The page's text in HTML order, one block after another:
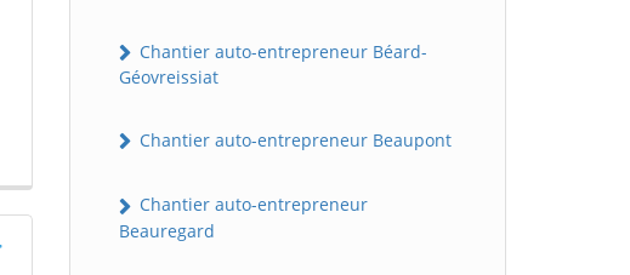
Chantier auto-entrepreneur Béard-
Géovreissiat
Chantier auto-entrepreneur Beaupont
Chantier auto-entrepreneur
Beauregard